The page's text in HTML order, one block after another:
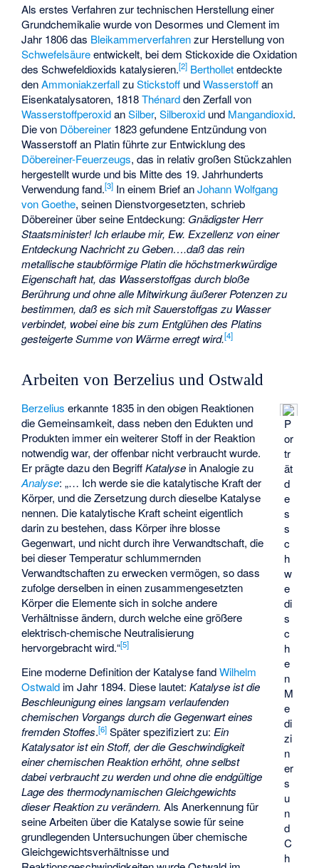
Als erstes Verfahren zur technischen Herstellung einer
Grundchemikalie wurde von Desormes undClement im
Jahr 1806 das Bleikammerverfahrenzur Herstellung von
Schwefelsäureentwickelt, bei dem Stickoxide die Oxidation
des Schwefeldioxids katalysieren.[2] Bertholletentdeckte
denAmmoniakzerfallzuStickstoff undWasserstoffan
Eisenkatalysatoren, 1818Thénardden Zerfall von
WasserstoffperoxidanSilber,Silberoxid und Mangandioxid.
Die von Döbereiner 1823 gefundene Entzündung von
Wasserstoff an Platin führte zur Entwicklung des
Döbereiner-Feuerzeugs, das in relativ großen Stückzahlen
hergestellt wurde und bis Mitte des 19. Jahrhunderts
Verwendung fand.[3] In einem Brief anJohann Wolfgang
von Goethe, seinen Dienstvorgesetzten, schrieb
Döbereiner über seine Entdeckung: Gnädigster Herr
Staatsminister! Ich erlaube mir, Ew. Exzellenz von einer
Entdeckung Nachricht zu Geben….daß das rein
metallische staubförmige Platin die höchstmerkwürdige
Eigenschaft hat, das Wasserstoffgas durch bloße
Berührung und ohne alle Mitwirkung äußerer Potenzen zu
bestimmen, daß es sich mit Sauerstoffgas zu Wasser
verbindet, wobei eine bis zum Entglühen des Platins
gesteigerte Summe von Wärme erregt wird.[4]
Arbeiten von Berzelius und Ostwald
P
or
tr
ät
d
e
s
s
c
h
w
e
di
s
c
h
e
n
M
e
di
zi
n
er
s
u
n
d
C
h
Berzelius erkannte 1835 in den obigen Reaktionen
die Gemeinsamkeit, dass neben den Edukten und
Produkten immer ein weiterer Stoff in der Reaktion
notwendig war, der offenbar nicht verbraucht wurde.
Er prägte dazu den BegriffKatalyse in Analogie zu
Analyse: „… Ich werde sie die katalytische Kraft der
Körper, und die Zersetzung durch dieselbe Katalyse
nennen. Die katalytische Kraft scheint eigentlich
darin zu bestehen, dass Körper ihre blosse
Gegenwart, und nicht durch ihre Verwandtschaft, die
bei dieser Temperatur schlummernden
Verwandtschaften zu erwecken vermögen, so dass
zufolge derselben in einen zusammengesetzten
Körper die Elemente sich in solche andere
Verhältnisse ändern, durch welche eine größere
elektrisch-chemische Neutralisierung
hervorgebracht wird.“[5]
Eine moderne Definition der Katalyse fandWilhelm
Ostwald im Jahr 1894. Diese lautet:Katalyse ist die
Beschleunigung eines langsam verlaufenden
chemischen Vorgangs durch die Gegenwart eines
fremden Stoffes.[6] Später spezifiziert zu:Ein
Katalysator ist ein Stoff, der die Geschwindigkeit
einer chemischen Reaktion erhöht, ohne selbst
dabei verbraucht zu werden und ohne die endgültige
Lage des thermodynamischen Gleichgewichts
dieser Reaktion zu verändern. Als Anerkennung für
seine Arbeiten über die Katalyse sowie für seine
grundlegenden Untersuchungen über chemische
Gleichgewichtsverhältnisse und